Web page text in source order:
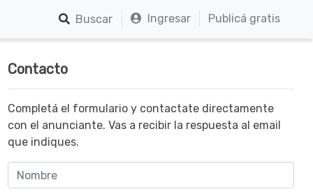
Buscar Ingresar Publicá gratis
Contacto
Completá el formulario y contactate directamente
con el anunciante. Vas a recibir la respuesta al email
que indiques.